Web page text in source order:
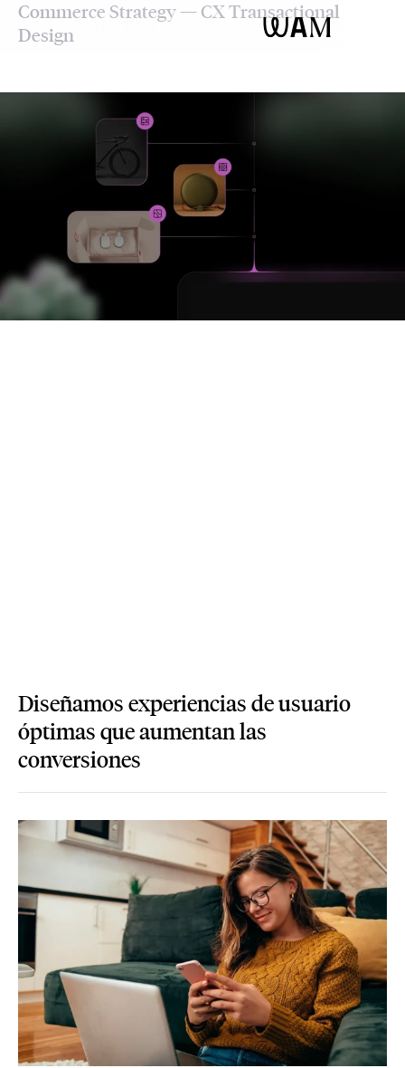
WAM
Commerce Strategy — CX Transactional
Design
Diseñamos experiencias de usuario
óptimas que aumentan las
conversiones